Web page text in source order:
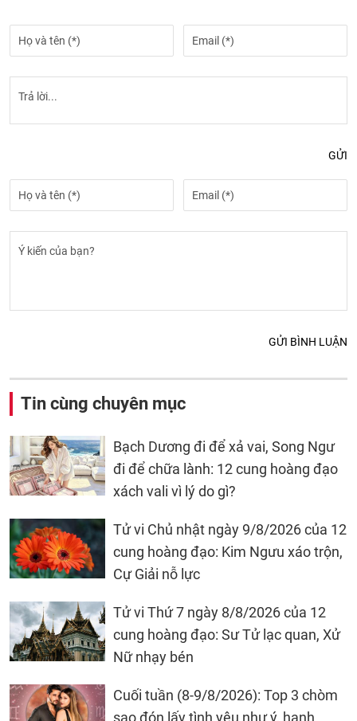
GỬI
GỬI BÌNH LUẬN
Tin cùng chuyên mục
Bạch Dương đi để xả vai, Song Ngư
đi để chữa lành: 12 cung hoàng đạo
xách vali vì lý do gì?
Tử vi Chủ nhật ngày 9/8/2026 của 12
cung hoàng đạo: Kim Ngưu xáo trộn,
Cự Giải nỗ lực
Tử vi Thứ 7 ngày 8/8/2026 của 12
cung hoàng đạo: Sư Tử lạc quan, Xử
Nữ nhạy bén
Cuối tuần (8-9/8/2026): Top 3 chòm
sao đón lấy tình yêu như ý, hạnh